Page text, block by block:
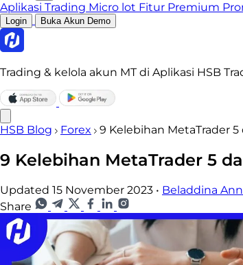
Aplikasi Trading Micro lot Fitur Premium
Login Buka Akun Demo
Trading & kelola akun MT di Aplikasi HSB
HSB Blog Forex 9 Kelebihan MetaTrader 5
9 Kelebihan MetaTrader 5
Updated 15 November 2023 • Beladdina
Share